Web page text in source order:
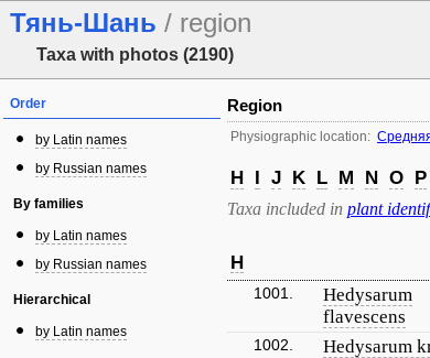
Тянь-Шань / region
Taxa with photos (2190)
Order
by Latin names
by Russian names
By families
by Latin names
by Russian names
Hierarchical
by Latin names
Region
Physiographic location:
H I J K L M N O P
Taxa included in plant
H
1001.
Hedysarum
flavescens
1002. Hedysarum